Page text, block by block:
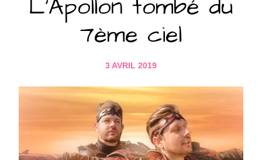
L’Apollon tombé du
7ème ciel
3 AVRIL 2019